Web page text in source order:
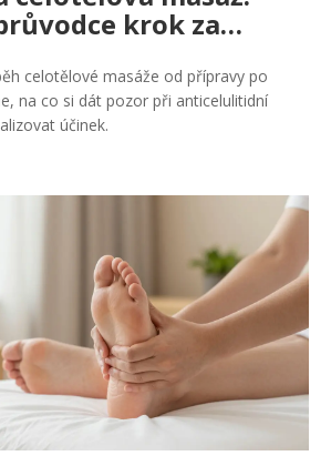
krok za
celotělové masáže od přípravy po
na co si dát pozor při anticelulitidní
účinek.